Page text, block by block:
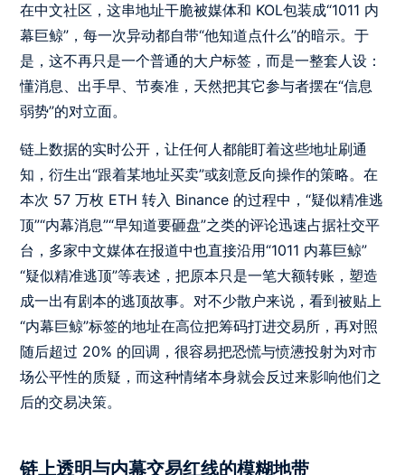
在中文社区，这串地址干脆被媒体和 KOL包装成“1011 内
幕巨鲸”，每一次异动都自带“他知道点什么”的暗示。于
是，这不再只是一个普通的大户标签，而是一整套人设：
懂消息、出手早、节奏准，天然把其它参与者摆在“信息
弱势”的对立面。
链上数据的实时公开，让任何人都能盯着这些地址刷通
知，衍生出“跟着某地址买卖”或刻意反向操作的策略。在
本次 57 万枚 ETH 转入 Binance 的过程中，“疑似精准逃
顶”“内幕消息”“早知道要砸盘”之类的评论迅速占据社交平
台，多家中文媒体在报道中也直接沿用“1011 内幕巨鲸”
“疑似精准逃顶”等表述，把原本只是一笔大额转账，塑造
成一出有剧本的逃顶故事。对不少散户来说，看到被贴上
“内幕巨鲸”标签的地址在高位把筹码打进交易所，再对照
随后超过 20% 的回调，很容易把恐慌与愤懑投射为对市
场公平性的质疑，而这种情绪本身就会反过来影响他们之
后的交易决策。
链上透明与内幕交易红线的模糊地带